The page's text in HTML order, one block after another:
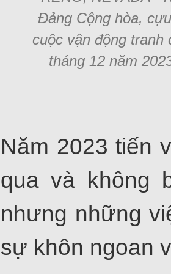
Đảng Cộng hòa,
cuộc vận động tranh
tháng 12 năm
Năm 2023 tiến
qua và không
nhưng những
sự khôn ngoan